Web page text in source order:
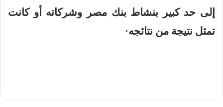
إلى حد كبير بنشاط بنك مصر وشركاته أو كانت
تمثل نتيجة من نتائجه·